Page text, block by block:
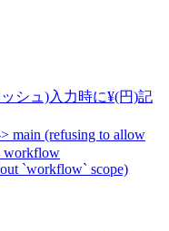
シュ)入力時に¥(円)記
main (refusing to allow
workflow
`workflow` scope)